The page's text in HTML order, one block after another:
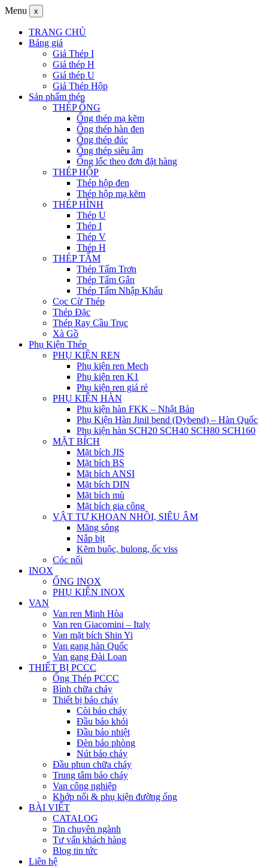
Menu x
TRANG CHỦ
Bảng giá
Giá Thép I
Giá thép H
Giá thép U
Giá Thép Hộp
Sản phẩm thép
THÉP ỐNG
Ống thép mạ kẽm
Ống thép hàn đen
Ống thép đúc
Ống thép siêu âm
Ống lốc theo đơn đặt hàng
THÉP HỘP
Thép hộp đen
Thép hộp mạ kẽm
THÉP HÌNH
Thép U
Thép I
Thép V
Thép H
THÉP TẤM
Thép Tấm Trơn
Thép Tấm Gân
Thép Tấm Nhập Khẩu
Cọc Cừ Thép
Thép Đặc
Thép Ray Cầu Trục
Xà Gồ
Phụ Kiện Thép
PHỤ KIỆN REN
Phụ kiện ren Mech
Phụ kiện ren K1
Phụ kiện ren giá rẻ
PHỤ KIỆN HÀN
Phụ kiện hàn FKK – Nhật Bản
Phụ Kiện Hàn Jinil bend (Dybend) – Hàn Quốc
Phụ kiện hàn SCH20 SCH40 SCH80 SCH160
MẶT BÍCH
Mặt bích JIS
Mặt bích BS
Mặt bích ANSI
Mặt bích DIN
Mặt bích mù
Mặt bích gia công
VẬT TƯ KHOAN NHỒI, SIÊU ÂM
Măng sông
Nắp bịt
Kẽm buộc, bulong, ốc viss
Cóc nối
INOX
ỐNG INOX
PHỤ KIỆN INOX
VAN
Van ren Minh Hòa
Van ren Giacomini – Italy
Van mặt bích Shin Yi
Van gang hàn Quốc
Van gang Đài Loan
THIẾT BỊ PCCC
Ống Thép PCCC
Bình chữa cháy
Thiết bị báo cháy
Còi báo cháy
Đầu báo khói
Đầu báo nhiệt
Đèn báo phòng
Nút báo cháy
Đầu phun chữa cháy
Trung tâm báo cháy
Van công nghiệp
Khớp nối & phụ kiện đường ống
BÀI VIẾT
CATALOG
Tin chuyên ngành
Tư vấn khách hàng
Blog tin tức
Liên hệ